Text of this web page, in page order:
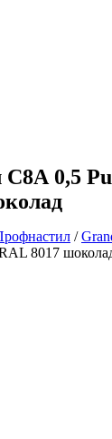
0,5
/
8017